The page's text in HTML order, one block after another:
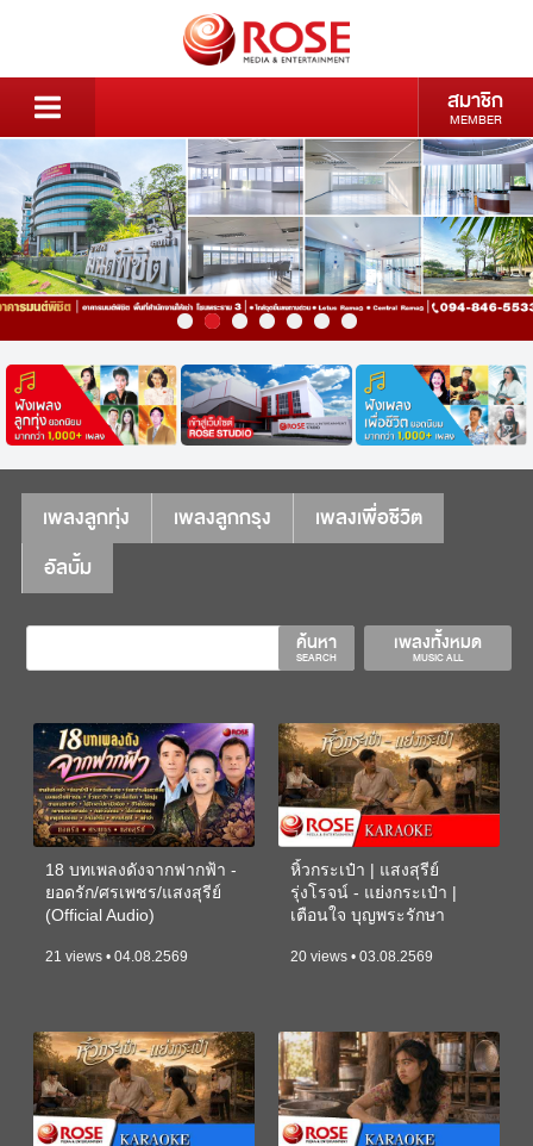
สมาชิก
MEMBER
เพลงลูกทุ่ง เพลงลูกกรุง
เพลงเพื่อชีวิต
อัลบั้ม
เพลงทั้งหมด
MUSIC ALL
ค้นหา
SEARCH
18 บทเพลงดังจากฟากฟ้า -
ยอดรัก/ศรเพชร/แสงสุรีย์
(Official Audio)
21 views • 04.08.2569
หิ้วกระเป๋า | แสงสุรีย์
รุ่งโรจน์ - แย่งกระเป๋า |
เตือนใจ บุญพระรักษา
20 views • 03.08.2569